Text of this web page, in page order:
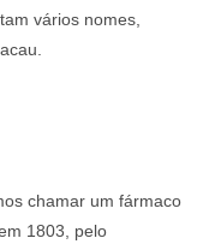
vários nomes,
chamar um fármaco
1803, pelo